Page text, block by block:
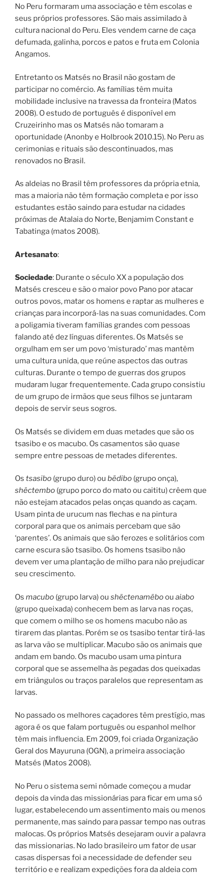
No Peru formaram uma associação e têm escolas e
seus próprios professores. São mais assimilado à
cultura nacional do Peru. Eles vendem carne de caça
defumada, galinha, porcos e patos e fruta em Colonia
Angamos.
Entretanto os Matsés no Brasil não gostam de
participar no comércio. As famílias têm muita
mobilidade inclusive na travessa da fronteira (Matos
2008). O estudo de português é disponível em
Cruzeirinho mas os Matsés não tomaram a
oportunidade (Anonby e Holbrook 2010.15). No Peru as
cerimonias e rituais são descontinuados, mas
renovados no Brasil.
As aldeias no Brasil têm professores da própria etnia,
mas a maioria não têm formação completa e por isso
estudantes estão saindo para estudar na cidades
próximas de Atalaia do Norte, Benjamim Constant e
Tabatinga (matos 2008).
Artesanato:
Sociedade: Durante o século XX a população dos
Matsés cresceu e são o maior povo Pano por atacar
outros povos, matar os homens e raptar as mulheres e
crianças para incorporá-las na suas comunidades. Com
a poligamia tiveram famílias grandes com pessoas
falando até dez línguas diferentes. Os Matsés se
orgulham em ser um povo ‘misturado’ mas mantêm
uma cultura unida, que reúne aspectos das outras
culturas. Durante o tempo de guerras dos grupos
mudaram lugar frequentemente. Cada grupo consistiu
de um grupo de irmãos que seus filhos se juntaram
depois de servir seus sogros.
Os Matsés se dividem em duas metades que são os
tsasibo e os macubo. Os casamentos são quase
sempre entre pessoas de metades diferentes.
Os tsasibo (grupo duro) ou bëdibo (grupo onça),
shëctembo (grupo porco do mato ou caititu) crêem que
não estejam atacados pelas onças quando as caçam.
Usam pinta de urucum nas flechas e na pintura
corporal para que os animais percebam que são
‘parentes’. Os animais que são ferozes e solitários com
carne escura são tsasibo. Os homens tsasibo não
devem ver uma plantação de milho para não prejudicar
seu crescimento.
Os macubo (grupo larva) ou shëctenamëboou aiabo
(grupo queixada) conhecem bem as larva nas roças,
que comem o milho se os homens macubo não as
tirarem das plantas. Porém se os tsasibo tentar tirá-las
as larva vão se multiplicar. Macubo são os animais que
andam em bando. Os macubo usam uma pintura
corporal que se assemelha às pegadas dos queixadas
em triângulos ou traços paralelos que representam as
larvas.
No passado os melhores caçadores têm prestígio, mas
agora é os que falam português ou espanhol melhor
têm mais influencia. Em 2009, foi criada Organização
Geral dos Mayuruna (OGN), a primeira associação
Matsés (Matos 2008).
No Peru o sistema semi nômade começou a mudar
depois da vinda das missionárias para ficar em uma só
lugar, estabelecendo um assentimento mais ou menos
permanente, mas saindo para passar tempo nas outras
malocas. Os próprios Matsés desejaram ouvir a palavra
das missionarias. No lado brasileiro um fator de usar
casas dispersas foi a necessidade de defender seu
território e e realizam expedições fora da aldeia com